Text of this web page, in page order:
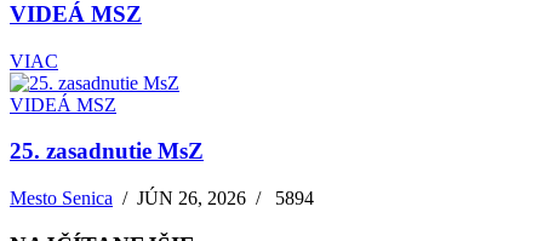
VIDEÁ MSZ
VIAC
VIDEÁ MSZ
25. zasadnutie MsZ
Mesto Senica /JÚN 26, 2026 / 5894